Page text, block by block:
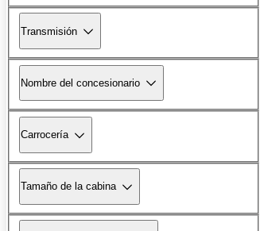
Transmisión
Nombre del concesionario
Carrocería
Tamaño de la cabina